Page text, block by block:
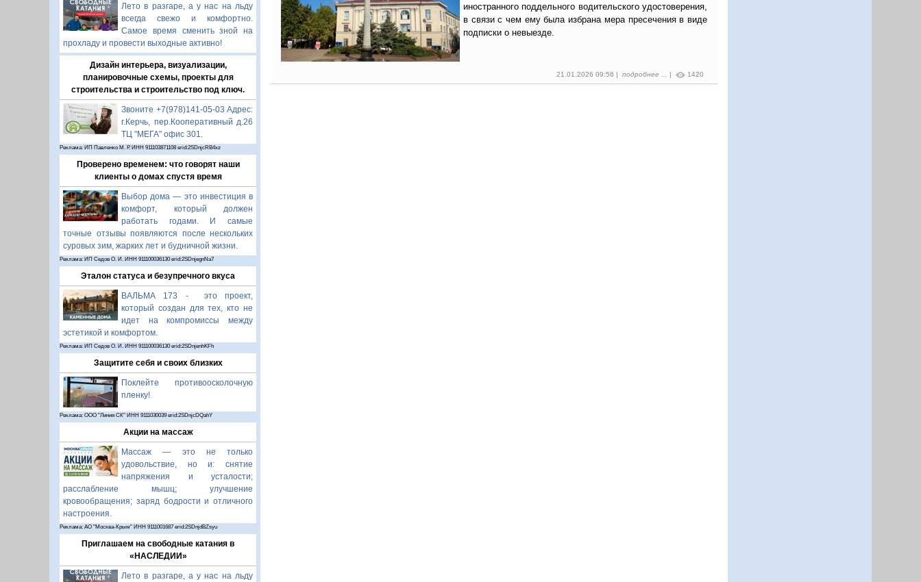
Лето в разгаре, а у нас на льду
всегда свежо и комфортно.
Самое время сменить зной на
прохладу и провести выходные активно!
Дизайн интерьера, визуализации,
планировочные схемы, проекты для
строительства и строительство под ключ.
Звоните +7(978)141-05-03 Адрес:
г.Керчь, пер.Кооперативный д.26
ТЦ "МЕГА" офис 301.
Реклама: ИП Павленко М. Р. ИНН 911103871108 erid:2SDnjcRB4xz
Проверено временем: что говорят наши
клиенты о домах спустя время
Выбор дома — это инвестиция в
комфорт, который должен
работать годами. И самые
точные отзывы появляются после нескольких
суровых зим, жарких лет и будничной жизни.
Реклама: ИП Седов О. И. ИНН 911100036130 erid:2SDnjegnNa7
Эталон статуса и безупречного вкуса
ВАЛЬМА 173 - это проект,
который создан для тех, кто не
идет на компромиссы между
эстетикой и комфортом.
Реклама: ИП Седов О. И. ИНН 911100036130 erid:2SDnjenhKFh
Защитите себя и своих близких
Поклейте противоосколочную
пленку!
Реклама: ООО "Линия СК" ИНН 9111030039 erid:2SDnjcDQahY
Акции на массаж
Массаж — это не только
удовольствие, но и: снятие
напряжения и усталости;
расслабление мышц; улучшение
кровообращения; заряд бодрости и отличного
настроения.
Реклама: АО "Москва-Крым" ИНН 9111001687 erid:2SDnjdBZsyu
Приглашаем на свободные катания в
«НАСЛЕДИИ»
Лето в разгаре, а у нас на льду
иностранного поддельного водительского удостоверения,
в связи с чем ему была избрана мера пресечения в виде
подписки о невыезде.
21.01.2026 09:56 | подробнее ... 1420